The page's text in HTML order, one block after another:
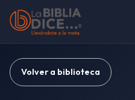
Volver a biblioteca